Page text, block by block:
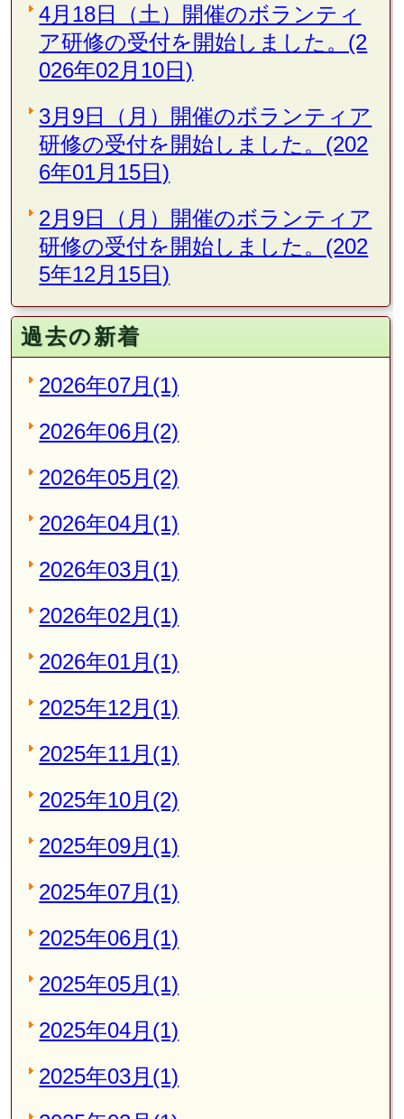
4月18日（土）開催のボランティ
ア研修の受付を開始しました。(2
026年02月10日)
3月9日（月）開催のボランティア
研修の受付を開始しました。(202
6年01月15日)
2月9日（月）開催のボランティア
研修の受付を開始しました。(202
5年12月15日)
過去の新着
2026年07月(1)
2026年06月(2)
2026年05月(2)
2026年04月(1)
2026年03月(1)
2026年02月(1)
2026年01月(1)
2025年12月(1)
2025年11月(1)
2025年10月(2)
2025年09月(1)
2025年07月(1)
2025年06月(1)
2025年05月(1)
2025年04月(1)
2025年03月(1)